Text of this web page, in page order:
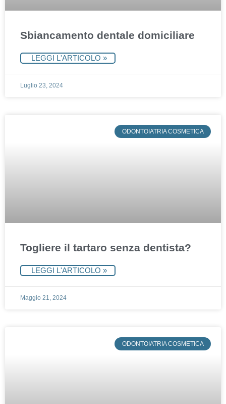
Sbiancamento dentale domiciliare
LEGGI L'ARTICOLO »
Luglio 23, 2024
ODONTOIATRIA COSMETICA
Togliere il tartaro senza dentista?
LEGGI L'ARTICOLO »
Maggio 21, 2024
ODONTOIATRIA COSMETICA